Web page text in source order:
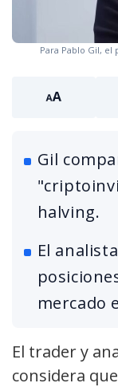
Para Pablo Gil,
Gil
halving.
El
mercado
El trader y
considera